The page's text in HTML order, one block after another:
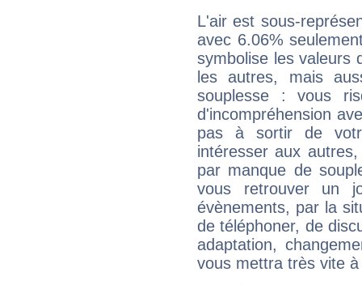
L'air est sous-
avec 6.06%
symbolise les valeurs
les autres, mais
souplesse : vous
d'incompréhension
pas à sortir de
intéresser aux
par manque de
vous retrouver un
évènements, par la
de téléphoner, de
adaptation,
vous mettra très vite